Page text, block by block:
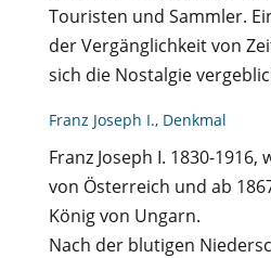
Touristen und Sammler.
der Vergänglichkeit von
sich die Nostalgie
Franz Joseph I., Denkmal
Franz Joseph I. 1830-1916,
von Österreich und ab
König von Ungarn.
Nach der blutigen